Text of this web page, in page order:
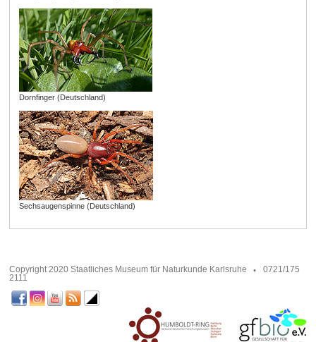
Dornfinger (Deutschland)
Sechsaugenspinne (Deutschland)
Copyright 2020 Staatliches Museum für Naturkunde Karlsruhe
0721/175
2111